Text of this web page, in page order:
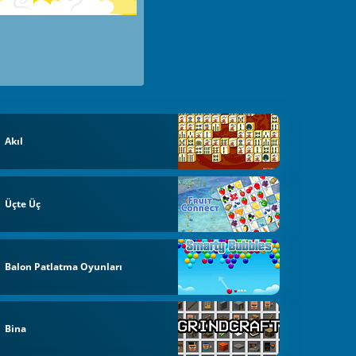
Akıl
Üçte Üç
Balon Patlatma Oyunları
Bina